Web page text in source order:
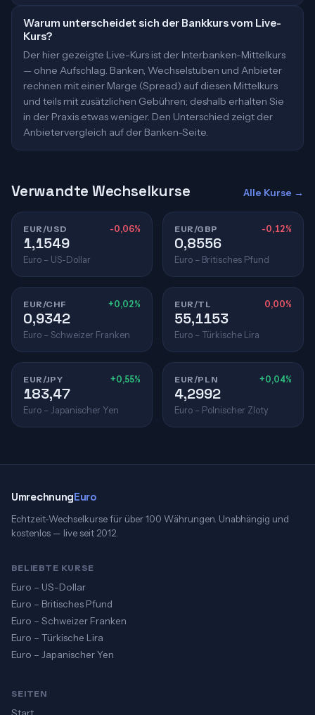
Warum unterscheidet sich der Bankkurs vom Live-
Kurs?
Der hier gezeigte Live-Kurs ist der Interbanken-Mittelkurs
— ohne Aufschlag. Banken, Wechselstuben und Anbieter
rechnen mit einer Marge (Spread) auf diesen Mittelkurs
und teils mit zusätzlichen Gebühren; deshalb erhalten Sie
in der Praxis etwas weniger. Den Unterschied zeigt der
Anbietervergleich auf der Banken-Seite.
Verwandte Wechselkurse Alle Kurse →
EUR/USD -0,06%
1,1549
Euro – US-Dollar
EUR/GBP -0,12%
0,8556
Euro – Britisches Pfund
EUR/CHF +0,02%
0,9342
Euro – Schweizer Franken
EUR/TL 0,00%
55,1153
Euro – Türkische Lira
EUR/JPY +0,55%
183,47
Euro – Japanischer Yen
EUR/PLN +0,04%
4,2992
Euro – Polnischer Zloty
UmrechnungEuro
Echtzeit-Wechselkurse für über 100 Währungen. Unabhängig und
kostenlos — live seit 2012.
BELIEBTE KURSE
Euro – US-Dollar
Euro – Britisches Pfund
Euro – Schweizer Franken
Euro – Türkische Lira
Euro – Japanischer Yen
SEITEN